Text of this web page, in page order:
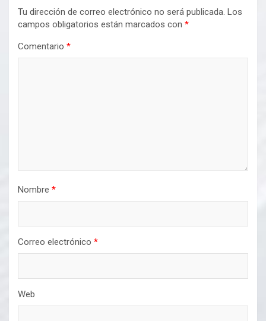
Tu dirección de correo electrónico no será publicada. Los
campos obligatorios están marcados con *
Comentario *
Nombre *
Correo electrónico *
Web